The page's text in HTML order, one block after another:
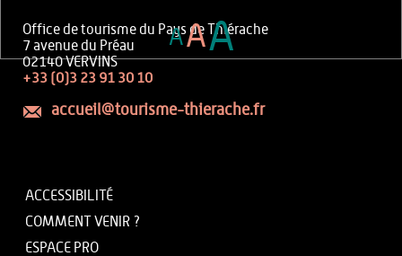
Office de tourisme du Pays de Thiérache
7 avenue du Préau
02140 VERVINS
+33 (0)3 23 91 30 10
accueil@tourisme-thierache.fr
ACCESSIBILITÉ
COMMENT VENIR ?
ESPACE PRO
AAA